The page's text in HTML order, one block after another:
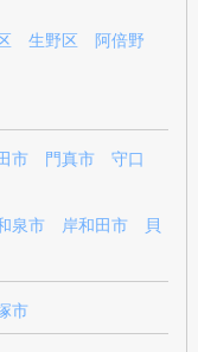
生野区
阿倍野
市 門真市
守口
泉市 岸和田市
貝
市